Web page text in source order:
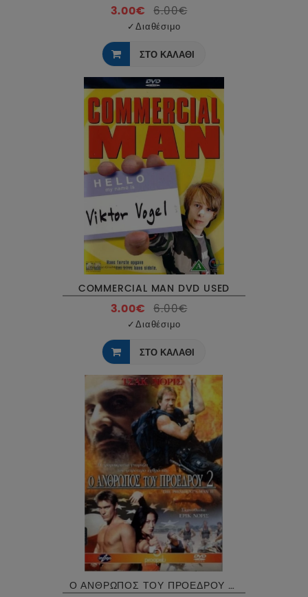
3.00€ 6.00€
✓Διαθέσιμο
ΣΤΟ ΚΑΛΑΘΙ
COMMERCIAL MAN DVD USED
3.00€ 6.00€
✓Διαθέσιμο
ΣΤΟ ΚΑΛΑΘΙ
Ο ΑΝΘΡΩΠΟΣ ΤΟΥ ΠΡΟΕΔΡΟΥ 2 - THE PRESIDENT'S MAN 2 DVD USED